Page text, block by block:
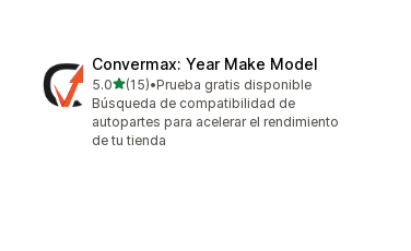
Convermax: Year Make Model
5.0de 5 estrellas
(15)
15 reseñas en total
•Prueba gratis disponible
Búsqueda de compatibilidad de
autopartes para acelerar el rendimiento
de tu tienda